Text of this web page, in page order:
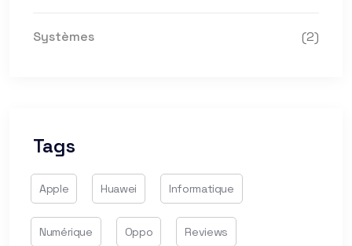
Systèmes (2)
Tags
Apple Huawei Informatique
Numérique Oppo Reviews